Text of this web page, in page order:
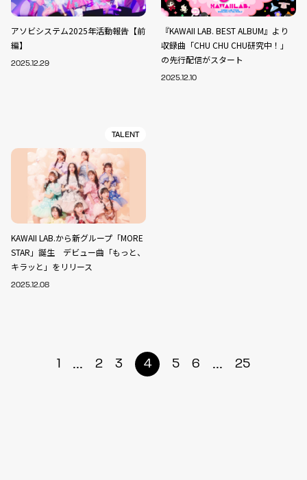
アソビシステム2025年活動報告【前
編】
2025.12.29
『KAWAII LAB. BEST ALBUM』より
収録曲「CHU CHU CHU研究中！」
の先行配信がスタート
2025.12.10
TALENT
KAWAII LAB.から新グループ「MORE
STAR」誕生 デビュー曲「もっと、
キラッと」をリリース
2025.12.08
1 ... 2 3 4 5 6 ... 25